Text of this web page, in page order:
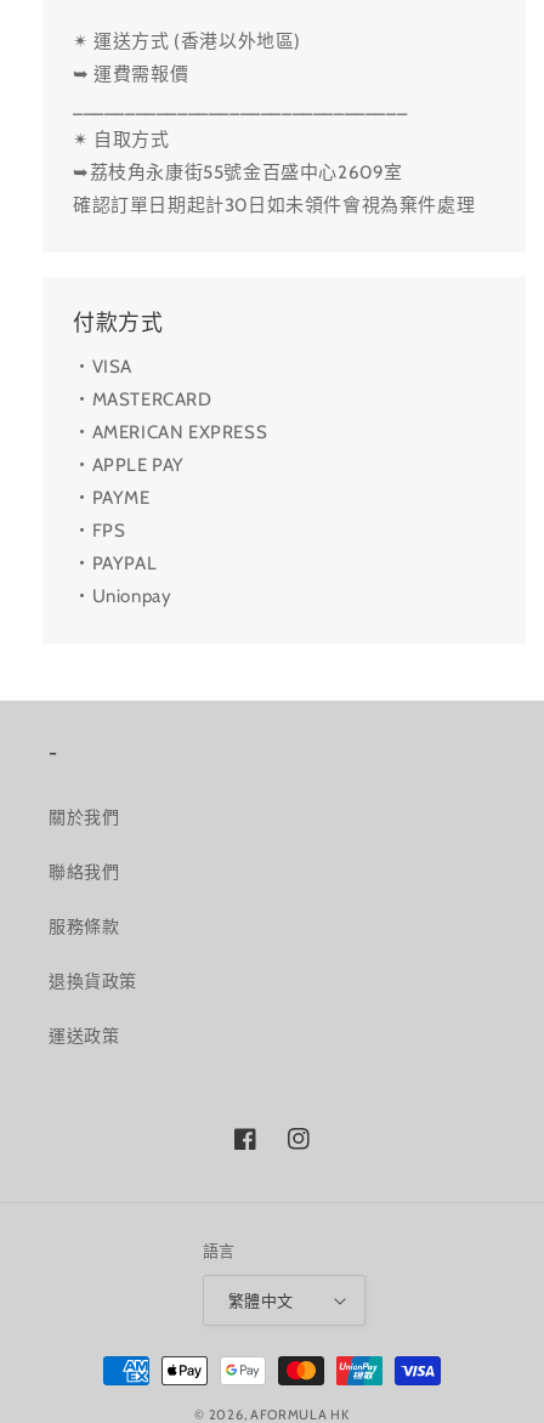
✴ 運送方式 (香港以外地區)
➥ 運費需報價
✴ 自取方式
➥荔枝角永康街55號金百盛中心2609室
確認訂單日期起計30日如未領件會視為棄件處理
付款方式
・VISA
・MASTERCARD
・AMERICAN EXPRESS
・APPLE PAY
・PAYME
・FPS
・PAYPAL
・Unionpay
-
關於我們
聯絡我們
服務條款
退換貨政策
運送政策
FacebookInstagram
語言
繁體中文
付
款
© 2026, AFORMULA HK